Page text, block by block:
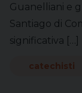
Guanelliani e
Santiago di
significativa […]
catechisti